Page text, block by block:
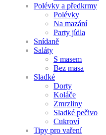
Polévky a předkrmy
Polévky
Na mazání
Party jídla
Snídaně
Saláty
S masem
Bez masa
Sladké
Dorty
Koláče
Zmrzliny
Sladké pečivo
Cukroví
Tipy pro vaření